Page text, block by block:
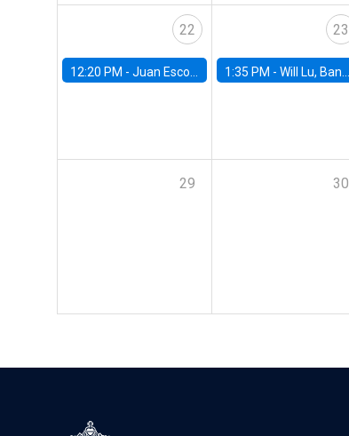
22
12:20 PM - Juan Escobar, Universidad de Chile
23
1:35 PM - Will Lu, Banco Central de Chile
29 30